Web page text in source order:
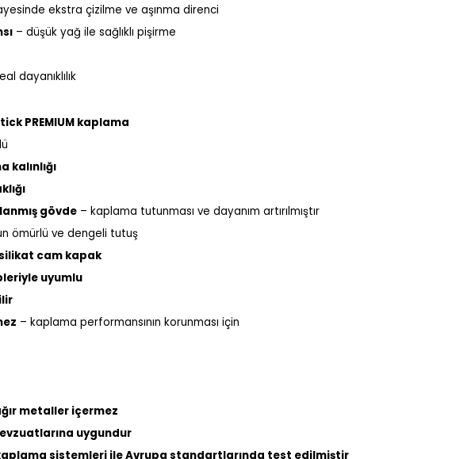
ekstra çizilme ve aşınma direnci
– düşük yağ ile sağlıklı pişirme
dayanıklılık
PREMIUM kaplama
kalınlığı
gövde – kaplama tutunması ve dayanım artırılmıştır
ömürlü ve dengeli tutuş
cam kapak
uyumlu
– kaplama performansının korunması için
metaller içermez
uygundur
sistemleri ile Avrupa standartlarında test edilmiştir